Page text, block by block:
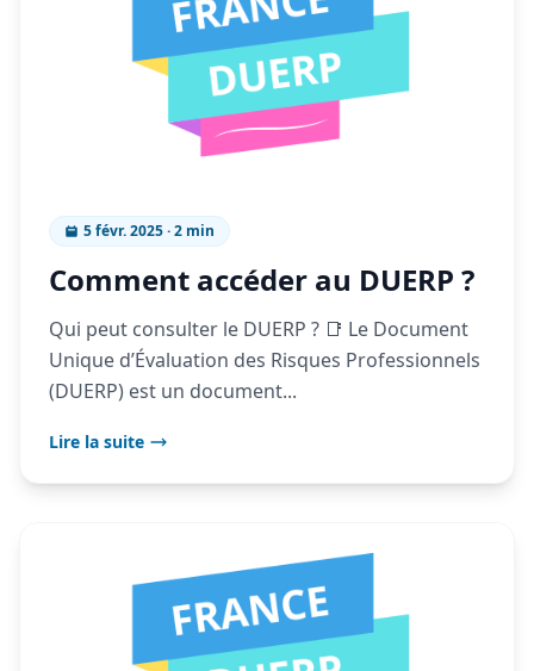
5 févr. 2025 · 2 min
Comment accéder au DUERP ?
Qui peut consulter le DUERP ? 📑 Le Document
Unique d’Évaluation des Risques Professionnels
(DUERP) est un document...
Lire la suite